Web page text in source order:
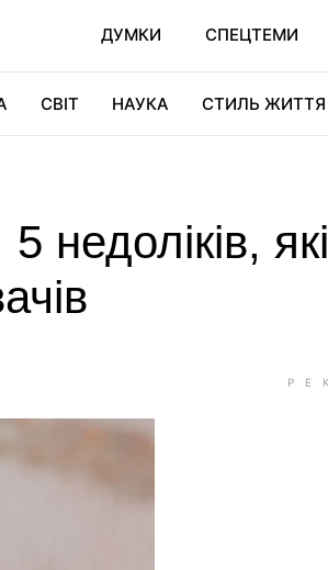
ДУМКИ СПЕЦТЕМИ
СВІТ НАУКА СТИЛЬ ЖИТТЯ
які